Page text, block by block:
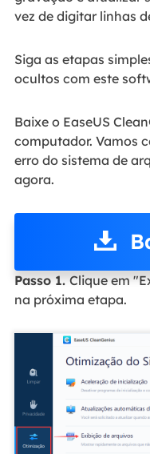
vez de digitar linhas
Siga as etapas
ocultos com este
Baixe o EaseUS
computador. Vamos
erro do sistema de
agora.
Passo 1.Clique em
na próxima etapa.